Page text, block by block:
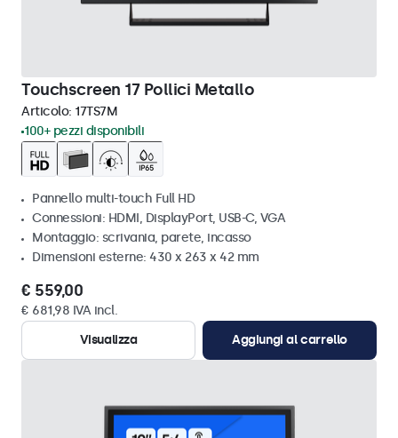
Touchscreen 17 Pollici Metallo
Articolo: 17TS7M
100+ pezzi disponibili
Pannello multi-touch Full HD
Connessioni: HDMI, DisplayPort, USB-C, VGA
Montaggio: scrivania, parete, incasso
Dimensioni esterne: 430 x 263 x 42 mm
€ 559,00
€ 681,98 IVA incl.
Visualizza
Aggiungi al carrello